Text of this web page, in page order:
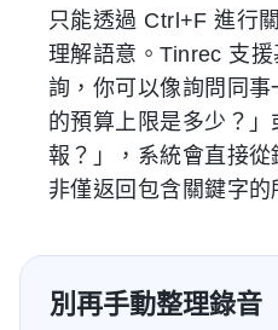
只能透過 Ctrl+F 進行
理解語意。Tinrec 支
詢，你可以像詢問同事
的預算上限是多少？
報？」，系統會直接
非僅返回包含關鍵字的
別再手動整理錄音